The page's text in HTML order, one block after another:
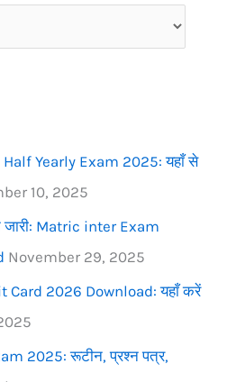
Yearly Exam 2025: यहाँ से
10, 2025
Matric inter Exam
November 29, 2025
2026 Download: यहाँ करें
2025: रूटीन, प्रश्न पत्र,